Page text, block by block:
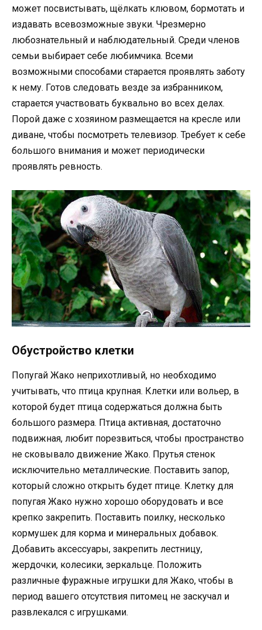
может посвистывать, щёлкать клювом, бормотать и
издавать всевозможные звуки. Чрезмерно
любознательный и наблюдательный. Среди членов
семьи выбирает себе любимчика. Всеми
возможными способами старается проявлять заботу
к нему. Готов следовать везде за избранником,
старается участвовать буквально во всех делах.
Порой даже с хозяином размещается на кресле или
диване, чтобы посмотреть телевизор. Требует к себе
большого внимания и может периодически
проявлять ревность.
Обустройство клетки
Попугай Жако неприхотливый, но необходимо
учитывать, что птица крупная. Клетки или вольер, в
которой будет птица содержаться должна быть
большого размера. Птица активная, достаточно
подвижная, любит порезвиться, чтобы пространство
не сковывало движение Жако. Прутья стенок
исключительно металлические. Поставить запор,
который сложно открыть будет птице. Клетку для
попугая Жако нужно хорошо оборудовать и все
крепко закрепить. Поставить поилку, несколько
кормушек для корма и минеральных добавок.
Добавить аксессуары, закрепить лестницу,
жердочки, колесики, зеркальце. Положить
различные фуражные игрушки для Жако, чтобы в
период вашего отсутствия питомец не заскучал и
развлекался с игрушками.